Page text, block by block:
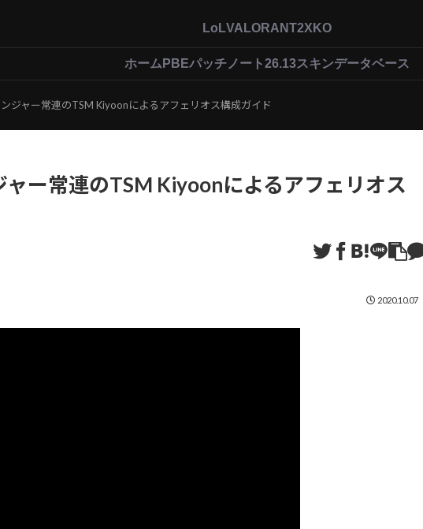
LoLVALORANT2XKO
ホーム PBEパッチノート26.13スキンデータベース
ンジャー常連のTSM Kiyoonによるアフェリオス構成ガイド
ャー常連のTSM Kiyoonによるアフェリオス
2020.10.07